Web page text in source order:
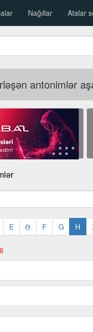
Nağıllar Atalar
antonimlər
E Ə F G H